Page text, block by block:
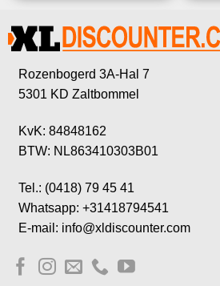
Rozenbogerd 3A-Hal 7
5301 KD Zaltbommel
KvK: 84848162
BTW: NL863410303B01
Tel.: (0418) 79 45 41
Whatsapp: +31418794541
E-mail: info@xldiscounter.com